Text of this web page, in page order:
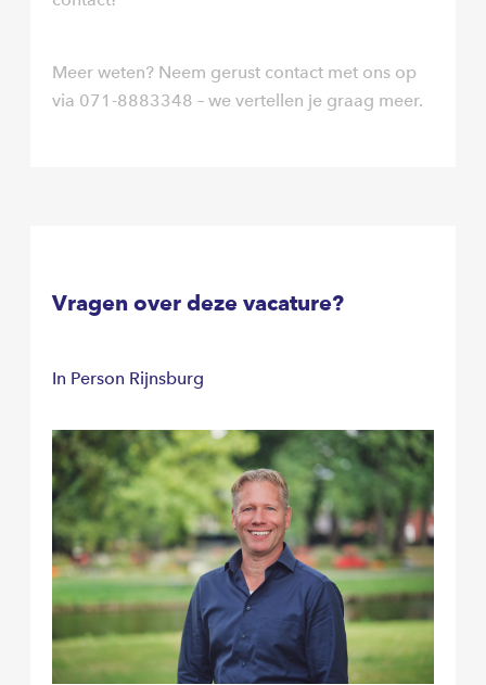
Meer weten? Neem gerust contact met ons op
via 071-8883348 – we vertellen je graag meer.
Vragen over deze vacature?
In Person Rijnsburg